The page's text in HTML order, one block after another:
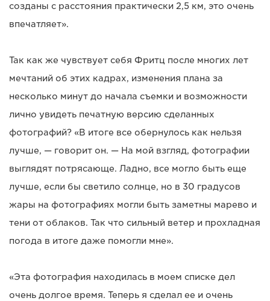
созданы с расстояния практически 2,5 км, это очень
впечатляет».
Так как же чувствует себя Фритц после многих лет
мечтаний об этих кадрах, изменения плана за
несколько минут до начала съемки и возможности
лично увидеть печатную версию сделанных
фотографий? «В итоге все обернулось как нельзя
лучше, — говорит он. — На мой взгляд, фотографии
выглядят потрясающе. Ладно, все могло быть еще
лучше, если бы светило солнце, но в 30 градусов
жары на фотографиях могли быть заметны марево и
тени от облаков. Так что сильный ветер и прохладная
погода в итоге даже помогли мне».
«Эта фотография находилась в моем списке дел
очень долгое время. Теперь я сделал ее и очень